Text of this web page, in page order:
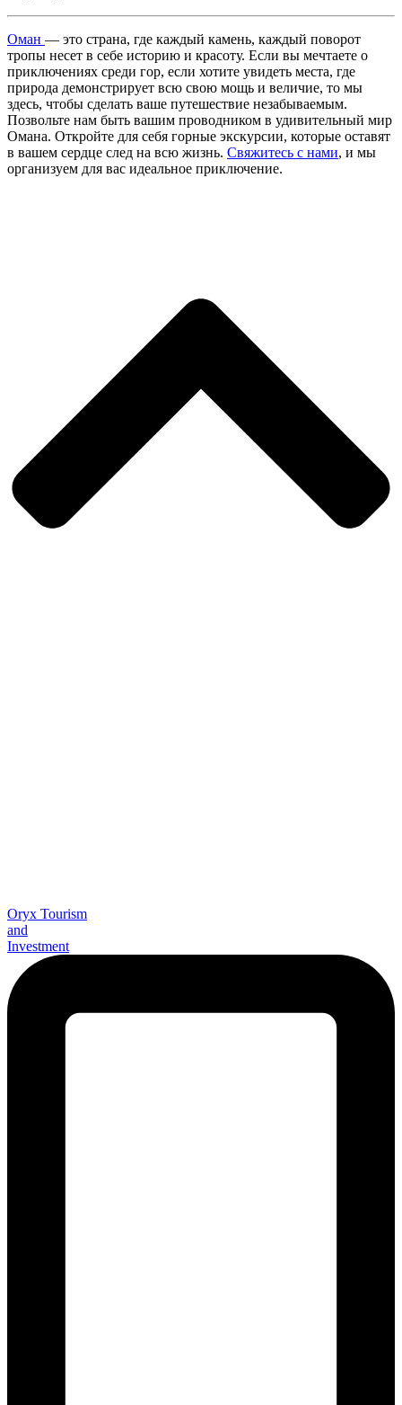
Оман — это страна, где каждый камень, каждый поворот
тропы несет в себе историю и красоту. Если вы мечтаете о
приключениях среди гор, если хотите увидеть места, где
природа демонстрирует всю свою мощь и величие, то мы
здесь, чтобы сделать ваше путешествие незабываемым.
Позвольте нам быть вашим проводником в удивительный мир
Омана. Откройте для себя горные экскурсии, которые оставят
в вашем сердце след на всю жизнь. Свяжитесь с нами, и мы
организуем для вас идеальное приключение.
Oryx Tourism
and
Investment